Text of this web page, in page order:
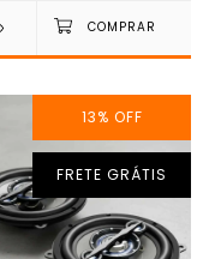
13% OFF
FRETE GRÁTIS